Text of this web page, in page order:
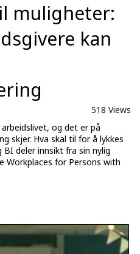
muligheter:
kan
518 Views
og det er på
skjer. Hva skal til for å lykkes
deler innsikt fra sin nylig
Workplaces for Persons with